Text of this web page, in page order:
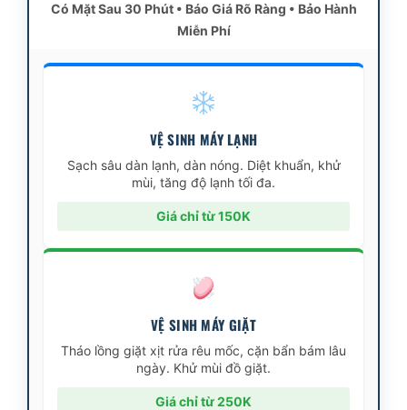
Có Mặt Sau 30 Phút • Báo Giá Rõ Ràng • Bảo Hành
Miễn Phí
VỆ SINH MÁY LẠNH
Sạch sâu dàn lạnh, dàn nóng. Diệt khuẩn, khử
mùi, tăng độ lạnh tối đa.
Giá chỉ từ 150K
VỆ SINH MÁY GIẶT
Tháo lồng giặt xịt rửa rêu mốc, cặn bẩn bám lâu
ngày. Khử mùi đồ giặt.
Giá chỉ từ 250K